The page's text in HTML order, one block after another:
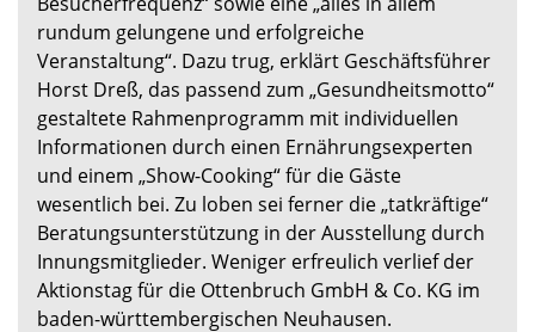
rundum gelungene und erfolgreiche
Veranstaltung“. Dazu trug, erklärt Geschäftsführer
Horst Dreß, das passend zum „Gesundheitsmotto“
gestaltete Rahmenprogramm mit individuellen
Informationen durch einen Ernährungsexperten
und einem „Show-Cooking“ für die Gäste
wesentlich bei. Zu loben sei ferner die „tatkräftige“
Beratungsunterstützung in der Ausstellung durch
Innungsmitglieder. Weniger erfreulich verlief der
Aktionstag für die Ottenbruch GmbH & Co. KG im
baden-württembergischen Neuhausen.